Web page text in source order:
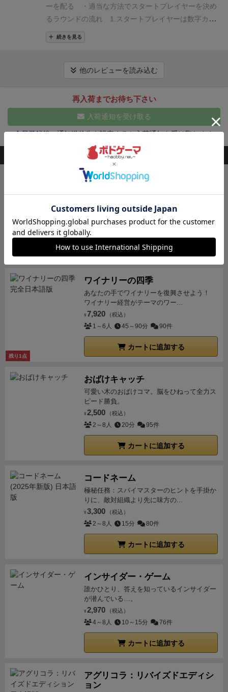
プレイ感の把握に3人は良かったけど、荒れる展開が
楽しそうなんで4人がオススメ。 ゲーム自体がこのカ
ード枚数でしっかりと毎ラウンド、駆け引きを楽しめ
かな。
点、２人が当たると２点、３人が当たると１点、全員
的中は０点
一定の点数を獲得した人が勝利します トラ
ンプと違ってスートのフォローや枚数が少ないので、
なくても他の人を１位にして、ギャンブルで勝つとい
う手段もとれるんじゃないかと思いました
いと思いました他にも遊んだボドゲをブログに載せて
いますので良かった見ていってください。
ーを配る
・適当な方法でスタートプレイヤーを決め
る ラウンドの流れ
1.スタートプレイヤーは数字カー
ド26枚をシャッフルして、各プレイヤーに4枚ずつ表
向き配る2.さらに追加で2枚ずつ裏向きに配り手札に
に上がるのは誰かを占う占いカードは2枚重ねて
うに重ねて置く 4.占いが終わったら、スタートプレ
イヤーから順にプレイする同じ数字はペアで出す
ことができ、表向きのカード、または手札から好きな
組み合わせで出す5.以降は場に出されたカードと同
じ枚数、同じ色で、より大きい数字があれば出すこと
ペアの場合、組み合わせの色にも従う
6.Aは特殊なカードで、通常はただの1だが、場に10が
出た時だけ11になる
7.出せるカードがあってもパス
することができて、再び手番が回ってきたら出すこと
ができる8.全員がパスしたら、場のカードを全て捨
札にして、最後にカードを出した人からスタートす
る9.手札を全て出しきったら上がりになり、これを
最後の1人になるまで続ける10.最後の1人が次のラ
ド終了時、以下の得点計算を行う
じて、上がり順による得点(左から順に、1位、2位、3
4人:4/2/1/0 3人:3/1/0 2人:2/0 ・プレ
イ人数に応じて、占いによる得点(左から順に、1人的
中、2人的中、3人的中、4人的中)4人:4/2/1/0 3
人:3/1/0 2人:2/0ゲームの終了誰かが以下の点数に
なったらゲーム終了になり、最も得点の高いプレイヤ
2人プレイ:10点 同点の場合、決着がつくまで追加ラ
ウンドを行う
続きを見る
他のレビューを読み込む
再入荷までお待ち下さい
入荷通知を受け取る
会員登録後、通知送信先を設定すると入荷通知を受け取れます
このボードゲームを持ってる人が購入した商品
キングドミノ
欲しいタイルを手に入れて、森や海、草原の
広がる自分の王国を広げよう！
（税込）
15～20分
カートに追加する
残り1点
ワイナリーの四季
あなたの手でワイナリーを復興させよう！
ワイナリー経営がテーマのワー...
¥ 7,920 （税込）
1～6人 45～90分 90件
カートに追加する
おばけキャッチ
可愛い木のおばけコマ。脳をひねって全力ス
ピード勝負。
¥ 2,500 （税込）
2～8人 20分 95件
カートに追加する
コードネーム
極秘任務：スパイマスターのヒントを手掛か
りに、敵対組織より先に味方の...
¥ 3,300 （税込）
2～8人 15分 80件
カートに追加する
インサイダー・ゲーム
誰かひとり、答えを知っているインサイダー
が潜んでいる…。
¥ 2,970 （税込）
4～8人 10～15分 76件
カートに追加する
アグリコラ：リバイズドエディシ
ョン